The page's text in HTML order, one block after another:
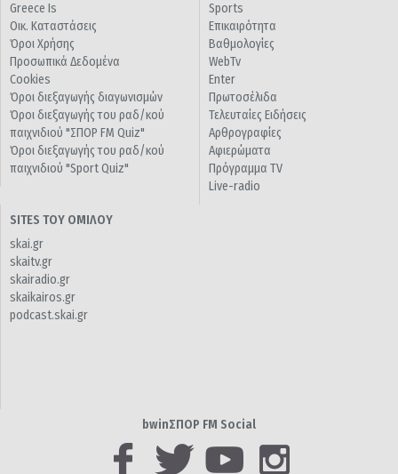
Greece Is
Οικ. Καταστάσεις
Όροι Χρήσης
Προσωπικά Δεδομένα
Cookies
Όροι διεξαγωγής διαγωνισμών
Όροι διεξαγωγής του ραδ/κού
παιχνιδιού "ΣΠΟΡ FM Quiz"
Όροι διεξαγωγής του ραδ/κού
παιχνιδιού "Sport Quiz"
Sports
Επικαιρότητα
Βαθμολογίες
WebTv
Enter
Πρωτοσέλιδα
Τελευταίες Ειδήσεις
Αρθρογραφίες
Αφιερώματα
Πρόγραμμα TV
Live-radio
SITES ΤΟΥ ΟΜΙΛΟΥ
skai.gr
skaitv.gr
skairadio.gr
skaikairos.gr
podcast.skai.gr
bwinΣΠΟΡ FM Social